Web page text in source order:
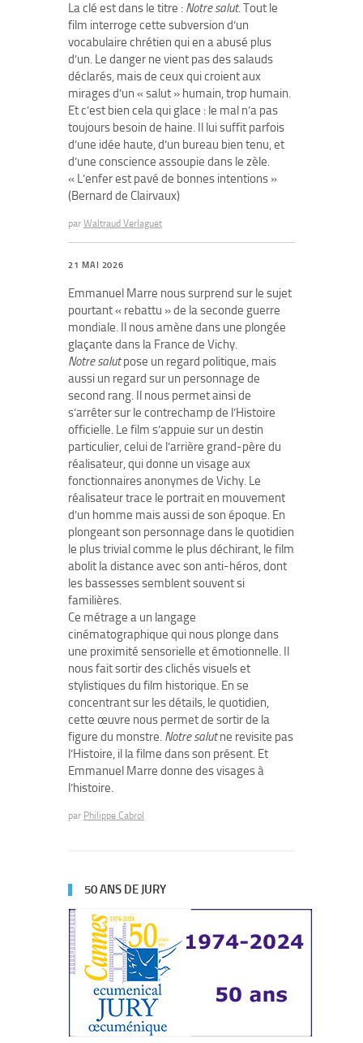
La clé est dans le titre : Notre salut. Tout le
film interroge cette subversion d’un
vocabulaire chrétien qui en a abusé plus
d’un. Le danger ne vient pas des salauds
déclarés, mais de ceux qui croient aux
mirages d’un « salut » humain, trop humain.
Et c’est bien cela qui glace : le mal n’a pas
toujours besoin de haine. Il lui suffit parfois
d’une idée haute, d’un bureau bien tenu, et
d’une conscience assoupie dans le zèle.
« L’enfer est pavé de bonnes intentions »
(Bernard de Clairvaux)
par Waltraud Verlaguet
21 MAI 2026
Emmanuel Marre nous surprend sur le sujet
pourtant « rebattu » de la seconde guerre
mondiale. Il nous amène dans une plongée
glaçante dans la France de Vichy.
Notre salutpose un regard politique, mais
aussi un regard sur un personnage de
second rang. Il nous permet ainsi de
s’arrêter sur le contrechamp de l’Histoire
officielle. Le film s’appuie sur un destin
particulier, celui de l’arrière grand-père du
réalisateur, qui donne un visage aux
fonctionnaires anonymes de Vichy. Le
réalisateur trace le portrait en mouvement
d’un homme mais aussi de son époque. En
plongeant son personnage dans le quotidien
le plus trivial comme le plus déchirant, le film
abolit la distance avec son anti-héros, dont
les bassesses semblent souvent si
familières.
Ce métrage a un langage
cinématographique qui nous plonge dans
une proximité sensorielle et émotionnelle. Il
nous fait sortir des clichés visuels et
stylistiques du film historique. En se
concentrant sur les détails, le quotidien,
cette œuvre nous permet de sortir de la
figure du monstre. Notre salutne revisite pas
l’Histoire, il la filme dans son présent. Et
Emmanuel Marre donne des visages à
l’histoire.
par Philippe Cabrol
50 ANS DE JURY